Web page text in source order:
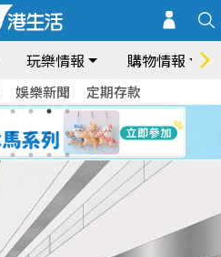
玩樂情報 購物情報
娛樂新聞 定期存款